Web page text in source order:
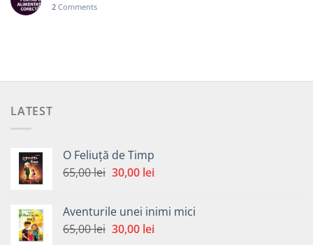
2 Comments
LATEST
O Feliuță de Timp
65,00lei Prețul
fost:
65,00 lei.
30,00 leiPrețul
30,00 lei.
Aventurile unei inimi mici
65,00lei Prețul
30,00 leiPrețul